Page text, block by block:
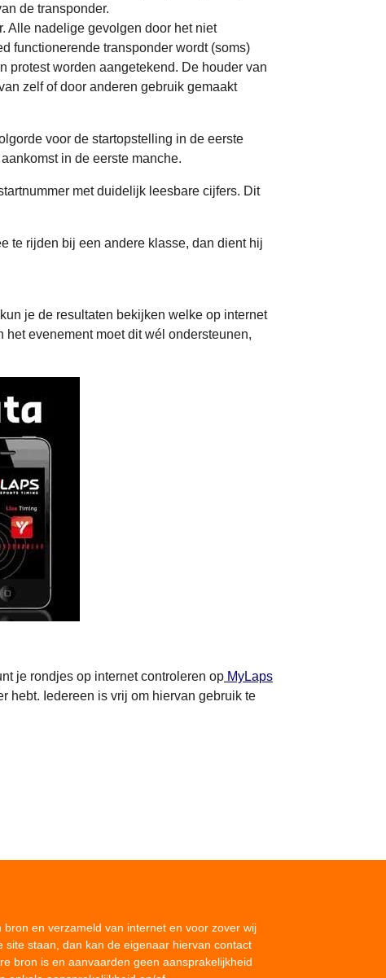
de transponder.
Alle nadelige gevolgen door het niet
functionerende transponder wordt (soms)
protest worden aangetekend. De houder van
zelf of door anderen gebruik gemaakt
voor de startopstelling in de eerste
in de eerste manche.
met duidelijk leesbare cijfers. Dit
te rijden bij een andere klasse, dan dient hij
je de resultaten bekijken welke op internet
evenement moet dit wél ondersteunen,
je rondjes op internet controleren op MyLaps
hebt. Iedereen is vrij om hiervan gebruik te
en verzameld van internet en voor zover wij
staan, dan kan de eigenaar hiervan contact
bron is en aanvaarden geen aansprakelijkheid